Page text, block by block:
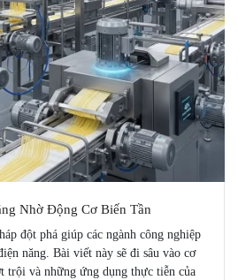
Nhờ Động Cơ Biến Tần
đột phá giúp các ngành công nghiệp
năng. Bài viết này sẽ đi sâu vào cơ
trội và những ứng dụng thực tiễn của